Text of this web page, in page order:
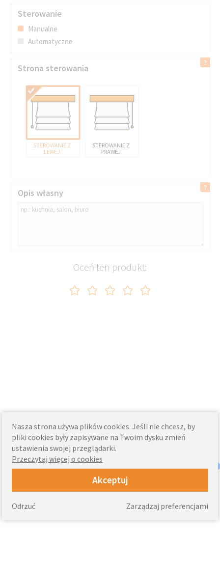
Sterowanie
Manualne
Automatyczne
Strona sterowania
STEROWANIE Z
LEWEJ
STEROWANIE Z
PRAWEJ
Opis własny
Oceń ten produkt:
Nasza strona używa plików cookies. Jeśli nie chcesz, by
pliki cookies były zapisywane na Twoim dysku zmień
ustawienia swojej przeglądarki.
Przeczytaj więcej o cookies
Akceptuj
Zarządzaj preferencjami
Odrzuć